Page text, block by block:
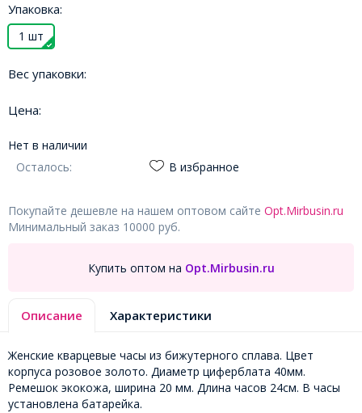
Упаковка:
1 шт
Вес упаковки:
Цена:
Нет в наличии
Осталось:
В избранное
Покупайте дешевле на нашем оптовом сайте Opt.Mirbusin.ru
Минимальный заказ 10000 руб.
Купить оптом на Opt.Mirbusin.ru
Описание Характеристики
Женские кварцевые часы из бижутерного сплава. Цвет
корпуса розовое золото. Диаметр циферблата 40мм.
Ремешок экокожа, ширина 20 мм. Длина часов 24см. В часы
установлена батарейка.